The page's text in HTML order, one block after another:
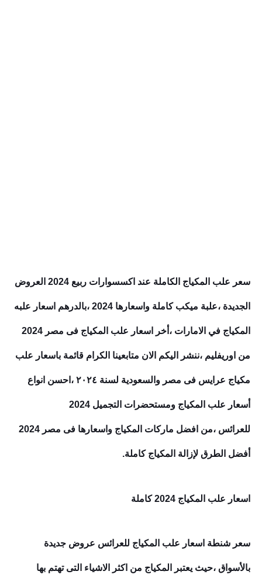
سعر علب المكياج الكاملة عند اكسسوارات ربيع 2024 العروض
الجديدة ،علبة ميكب كاملة واسعارها 2024 ،بالدرهم اسعار علبه
المكياج في الامارات ،أخر اسعار علب المكياج فى مصر 2024
من اوريفليم ،ننشر اليكم الان متابعينا الكرام قائمة باسعار علب
مكياج عرايس فى مصر والسعودية لسنة ٢٠٢٤ ،احسن انواع
أسعار علب المكياج ومستحضرات التجميل 2024
للعرائس ،من افضل ماركات المكياج واسعارها فى مصر 2024
أفضل الطرق لإزالة المكياج كاملة.
اسعار علب المكياج 2024 كاملة
سعر شنطة اسعار علب المكياج للعرائس عروض جديدة
بالأسواق ،حيث يعتبر المكياج من اكثر الاشياء التى تهتم بها